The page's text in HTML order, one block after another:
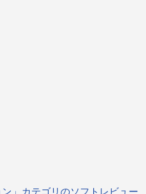
ン」カテゴリのソフトレビュー